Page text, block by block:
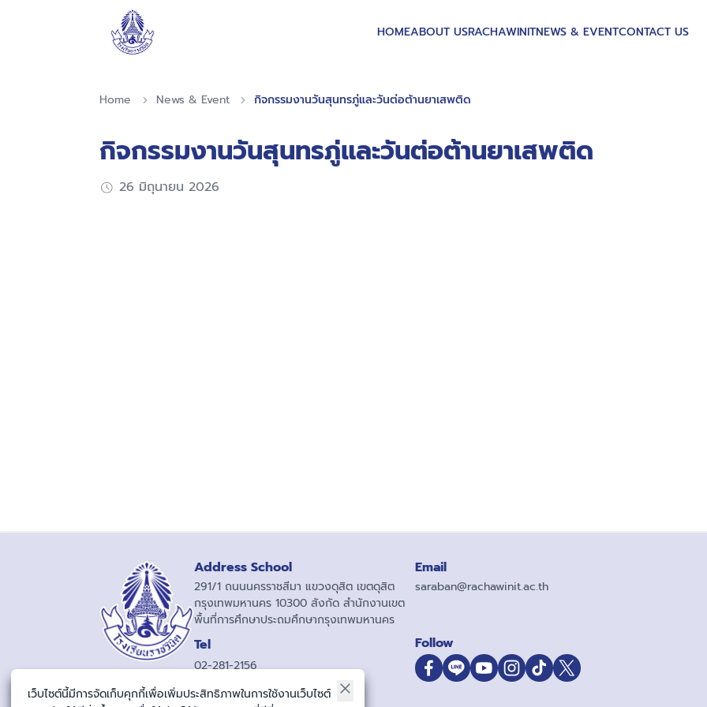
HOMEABOUT USRACHAWINITNEWS & EVENTCONTACT US
Home News & Event กิจกรรมงานวันสุนทรภู่และวันต่อต้านยาเสพติด
กิจกรรมงานวันสุนทรภู่และวันต่อต้านยาเสพติด
26 มิถุนายน 2026
Address School
291/1 ถนนนครราชสีมา แขวงดุสิต เขตดุสิต
กรุงเทพมหานคร 10300 สังกัด สำนักงานเขต
พื้นที่การศึกษาประถมศึกษากรุงเทพมหานคร
Email
saraban@rachawinit.ac.th
Tel
02-281-2156
Follow
เว็บไซต์นี้มีการจัดเก็บคุกกี้เพื่อเพิ่มประสิทธิภาพในการใช้งานเว็บไซต์